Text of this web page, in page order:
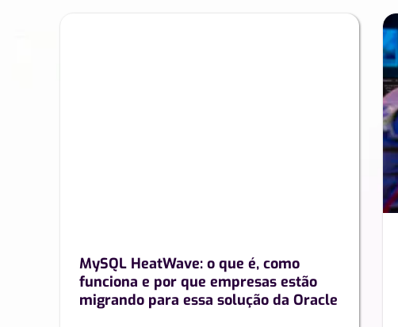
MySQL HeatWave: o que é, como
funciona e por que empresas estão
migrando para essa solução da Oracle